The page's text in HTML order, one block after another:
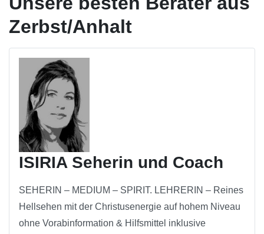
Zerbst/Anhalt
ISIRIA Seherin und Coach
SEHERIN – MEDIUM – SPIRIT. LEHRERIN – Reines
Hellsehen mit der Christusenergie auf hohem Niveau
ohne Vorabinformation & Hilfsmittel inklusive